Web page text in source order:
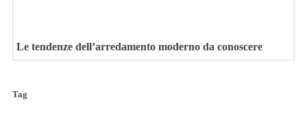
Le tendenze dell’arredamento moderno da conoscere
Tag